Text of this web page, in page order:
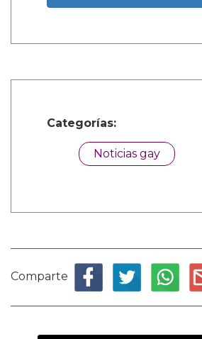
Categorías:
Noticias gay
Comparte